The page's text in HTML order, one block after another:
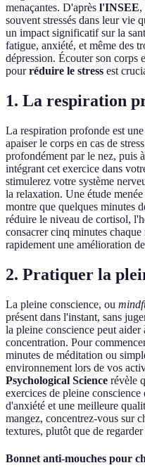
menaçantes. D'après l'INSEE,
souvent stressés dans leur vie
un impact significatif sur la
fatigue, anxiété, et même des
dépression. Écouter son corps
pourréduire le stress est
1. La respiration
La respiration profonde est
apaiser le corps en cas de
profondément par le nez, puis
intégrant cet exercice dans
stimulerez votre système
la relaxation. Une étude
montre que quelques minutes
réduire le niveau de cortisol,
consacrer cinq minutes
rapidement une amélioration
2. Pratiquer la
La pleine conscience, ou
présent dans l'instant, sans
la pleine conscience peut aider
concentration. Pour
minutes de méditation ou
environnement lors de vos
Psychological Science révèle
exercices de pleine
d'anxiété et une meilleure
mangez, concentrez-vous sur
textures, plutôt que de
Bonnet anti-mouches pour